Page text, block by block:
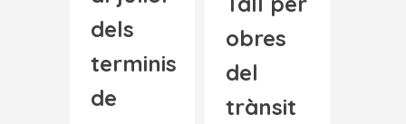
dels
terminis
de
obres
del
trànsit